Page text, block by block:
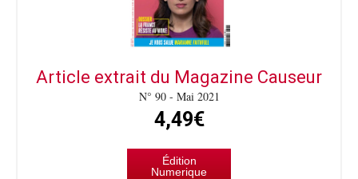
Article extrait du Magazine Causeur
N° 90 - Mai 2021
4,49€
Édition
Numerique